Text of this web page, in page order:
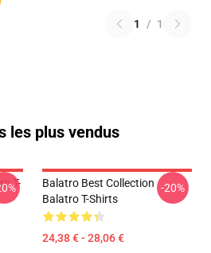
1 / 1
les plus vendus
T-
Balatro Best Collection
Balatro T-Shirts
24,38 € - 28,06 €
-20%